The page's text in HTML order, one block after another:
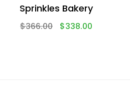
Sprinkles Bakery
$366.00 $338.00